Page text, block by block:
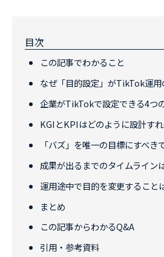
目次
この記事でわかること
なぜ「目的設定」がTikTok運用
企業がTikTokで設定できる4つ
KGIとKPIはどのように設計す
「バズ」を唯一の目標にすべき
成果が出るまでのタイムライン
運用途中で目的を変更すること
まとめ
この記事からわかるQ&A
引用・参考資料